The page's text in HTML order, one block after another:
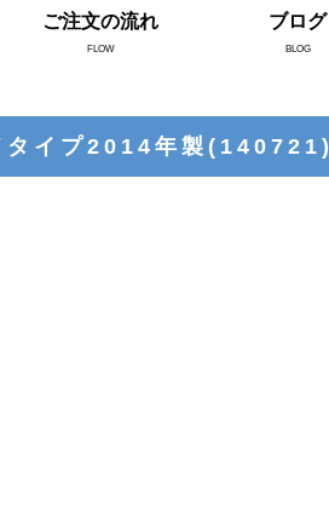
ご注文の流れ
FLOW
ブログ
BLOG
タイプ2014年製(140721)